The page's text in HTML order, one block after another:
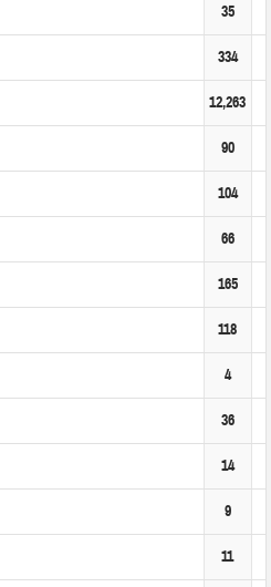
35
334
12,263
90
104
66
165
118
4
36
14
9
11